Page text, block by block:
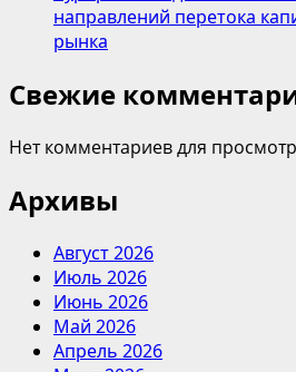
направлений перетока
рынка
Свежие
Нет комментариев для
Архивы
Август 2026
Июль 2026
Июнь 2026
Май 2026
Апрель 2026